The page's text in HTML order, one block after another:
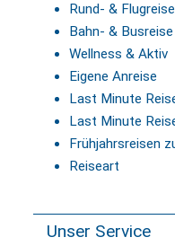
Rund- & Flugreise
Bahn- & Busreise
Wellness & Aktiv
Eigene Anreise
Last Minute
Last Minute
Frühjahrsreisen
Reiseart
Unser Service